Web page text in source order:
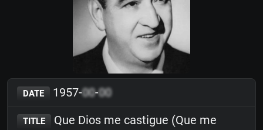
DATE 1957-00-00
TITLE
Que Dios me castigue (Que me